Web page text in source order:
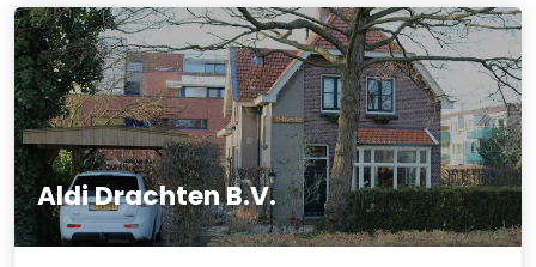
Aldi Drachten B.V.